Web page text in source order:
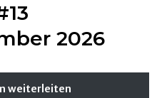
2026
weiterleiten